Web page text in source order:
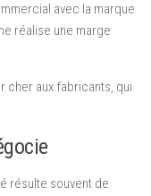
avec la marque
réalise une marge
cher aux fabricants, qui
résulte souvent de